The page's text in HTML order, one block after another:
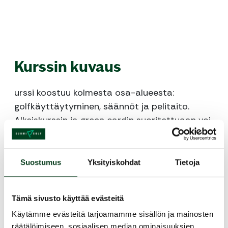
Suostumus Yksityiskohdat Tietoja
Tämä sivusto käyttää evästeitä
Käytämme evästeitä tarjoamamme sisällön ja mainosten
Kurssin kuvaus
urssi koostuu kolmesta osa-alueesta:
golfkäyttäytyminen, säännöt ja pelitaito.
Alkeiskurssin ja green cardin suoritettuaan voi
liittyä golfseuran jäseneksi ja aloittaa golfin
harrastamisen.
Alkeiskurssi sisältää sisältää opetuksen (6 h),
-suorituksen. Mukaan tarvitset vain mukavat
säänmukaiset ulkoiluvaatteet, ja ulkoliikuntaan
sopivat jalkineet. Omat mailat voit ottaa